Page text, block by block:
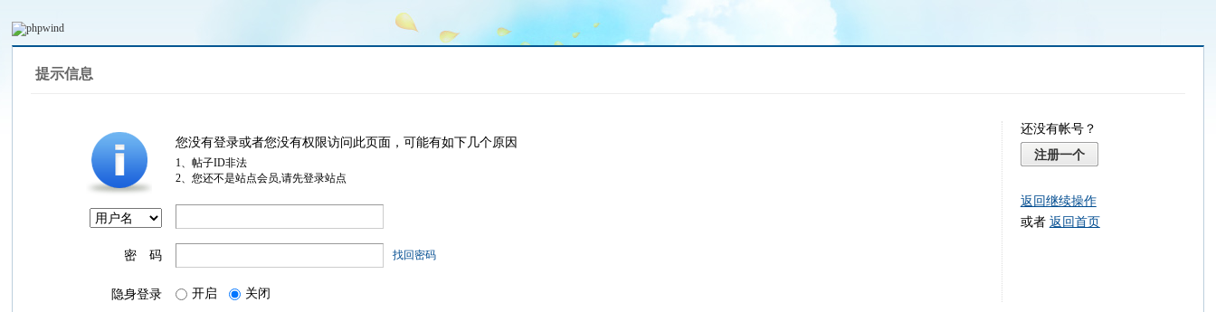
提示信息
您没有登录或者您没有权限访问此页面，可能有如下几个原因
1、帖子ID非法
2、您还不是站点会员,请先登录站点
密 码 找回密码
隐身登录 开启 关闭
还没有帐号？
注册一个
返回继续操作
或者 返回首页